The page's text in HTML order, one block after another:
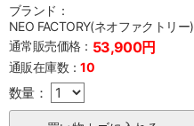
ブランド：
NEO FACTORY(ネオファクトリー)
通常販売価格： 53,900円
通販在庫数：10
数量：